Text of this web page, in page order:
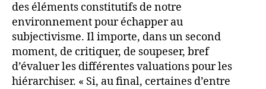
des éléments constitutifs de notre
environnement pour échapper au
subjectivisme. Il importe, dans un second
moment, de critiquer, de soupeser, bref
d’évaluer les différentes valuations pour les
hiérarchiser. « Si, au final, certaines d’entre